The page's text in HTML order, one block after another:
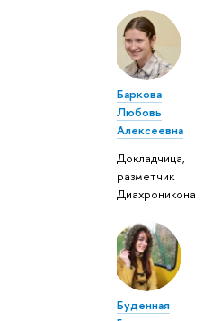
Баркова
Любовь
Алексеевна
Докладчица,
разметчик
Диахроникона
Буденная